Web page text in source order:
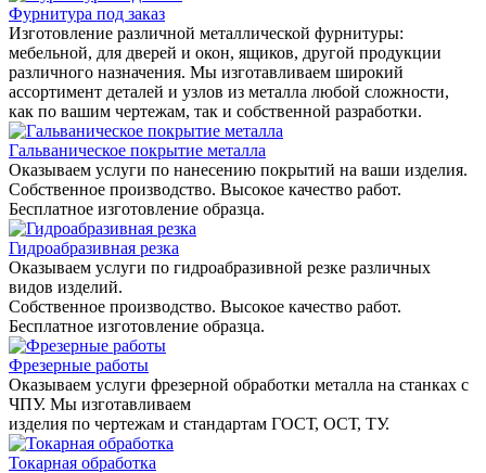
Фурнитура под заказ
Изготовление различной металлической фурнитуры:
мебельной, для дверей и окон, ящиков, другой продукции
различного назначения. Мы изготавливаем широкий
ассортимент деталей и узлов из металла любой сложности,
как по вашим чертежам, так и собственной разработки.
Гальваническое покрытие металла
Оказываем услуги по нанесению покрытий на ваши изделия.
Собственное производство. Высокое качество работ.
Бесплатное изготовление образца.
Гидроабразивная резка
Оказываем услуги по гидроабразивной резке различных
видов изделий.
Собственное производство. Высокое качество работ.
Бесплатное изготовление образца.
Фрезерные работы
Оказываем услуги фрезерной обработки металла на станках с
ЧПУ. Мы изготавливаем
изделия по чертежам и стандартам ГОСТ, ОСТ, ТУ.
Токарная обработка